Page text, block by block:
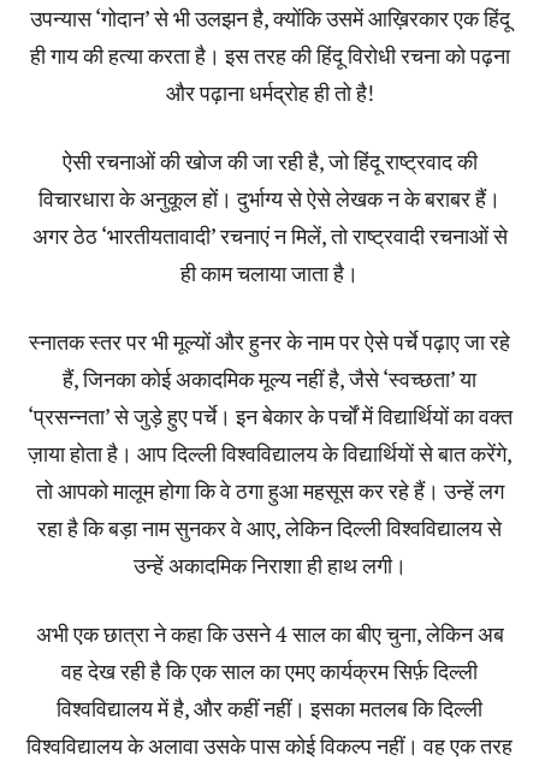
उपन्यास ‘गोदान’ से भी उलझन है, क्योंकि उसमें आख़िरकार एक हिंदू
ही गाय की हत्या करता है। इस तरह की हिंदू विरोधी रचना को पढ़ना
और पढ़ाना धर्मद्रोह ही तो है!
ऐसी रचनाओं की खोज की जा रही है, जो हिंदू राष्ट्रवाद की
विचारधारा के अनुकूल हों। दुर्भाग्य से ऐसे लेखक न के बराबर हैं।
अगर ठेठ ‘भारतीयतावादी’ रचनाएं न मिलें, तो राष्ट्रवादी रचनाओं से
ही काम चलाया जाता है।
स्नातक स्तर पर भी मूल्यों और हुनर के नाम पर ऐसे पर्चे पढ़ाए जा रहे
हैं, जिनका कोई अकादमिक मूल्य नहीं है, जैसे ‘स्वच्छता’ या
‘प्रसन्नता’ से जुड़े हुए पर्चे। इन बेकार के पर्चों में विद्यार्थियों का वक्त
ज़ाया होता है। आप दिल्ली विश्वविद्यालय के विद्यार्थियों से बात करेंगे,
तो आपको मालूम होगा कि वे ठगा हुआ महसूस कर रहे हैं। उन्हें लग
रहा है कि बड़ा नाम सुनकर वे आए, लेकिन दिल्ली विश्वविद्यालय से
उन्हें अकादमिक निराशा ही हाथ लगी।
अभी एक छात्रा ने कहा कि उसने 4 साल का बीए चुना, लेकिन अब
वह देख रही है कि एक साल का एमए कार्यक्रम सिर्फ़ दिल्ली
विश्वविद्यालय में है, और कहीं नहीं। इसका मतलब कि दिल्ली
विश्वविद्यालय के अलावा उसके पास कोई विकल्प नहीं। वह एक तरह